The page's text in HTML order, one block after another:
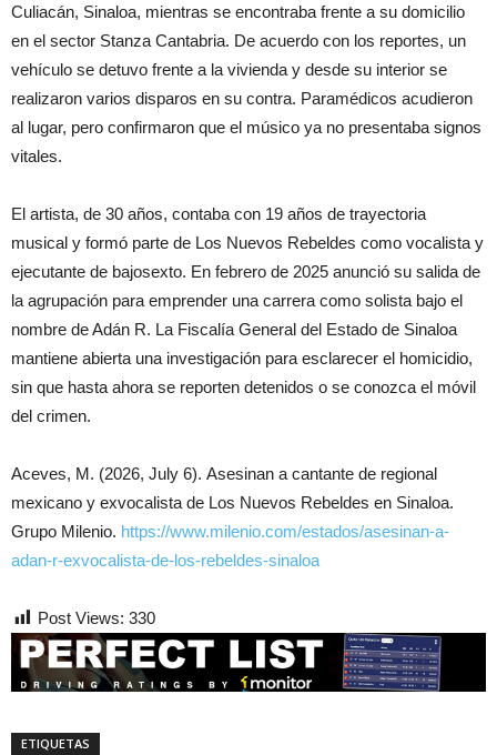
Culiacán, Sinaloa, mientras se encontraba frente a su domicilio
en el sector Stanza Cantabria. De acuerdo con los reportes, un
vehículo se detuvo frente a la vivienda y desde su interior se
realizaron varios disparos en su contra. Paramédicos acudieron
al lugar, pero confirmaron que el músico ya no presentaba signos
vitales.
El artista, de 30 años, contaba con 19 años de trayectoria
musical y formó parte de Los Nuevos Rebeldes como vocalista y
ejecutante de bajosexto. En febrero de 2025 anunció su salida de
la agrupación para emprender una carrera como solista bajo el
nombre de Adán R. La Fiscalía General del Estado de Sinaloa
mantiene abierta una investigación para esclarecer el homicidio,
sin que hasta ahora se reporten detenidos o se conozca el móvil
del crimen.
Aceves, M. (2026, July 6). Asesinan a cantante de regional
mexicano y exvocalista de Los Nuevos Rebeldes en Sinaloa.
Grupo Milenio. https://www.milenio.com/estados/asesinan-a-
adan-r-exvocalista-de-los-rebeldes-sinaloa
Post Views: 330
ETIQUETAS